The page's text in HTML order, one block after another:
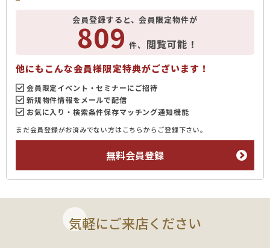
会員登録すると、会員限定物件が
809 件、 閲覧可能！
他にもこんな会員様限定特典がございます！
会員限定イベント・セミナーにご招待
新規物件情報をメールで配信
お気に入り・検索条件保存マッチング通知機能
まだ会員登録がお済みでない方はこちらからご登録下さい。
無料会員登録
気軽にご来店ください